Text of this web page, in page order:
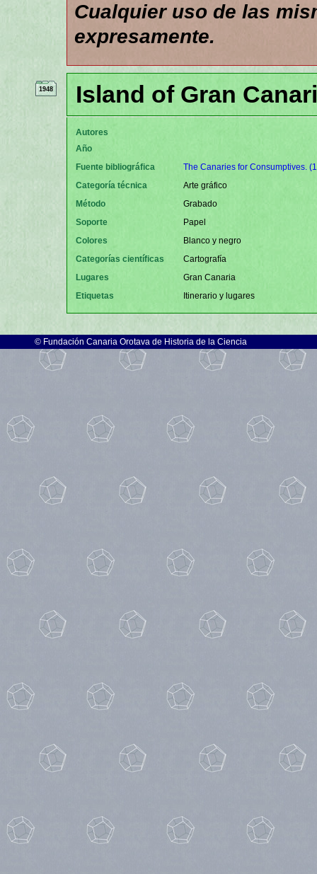
Cualquier uso de las
expresamente.
1948 Island of Gran
Autores
Año
Fuente bibliográfica
The Canaries for Consumptives.
Categoría técnica
Arte gráfico
Método
Grabado
Soporte
Papel
Colores
Blanco y negro
Categorías científicas
Cartografía
Lugares
Gran Canaria
Etiquetas
Itinerario y lugares
© Fundación Canaria Orotava de Historia de la Ciencia